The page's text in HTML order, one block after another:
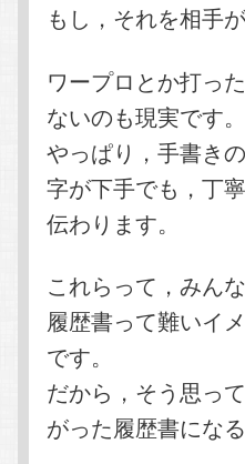
もし，それを相手
ワープロとか打っ
ないのも現実です。
やっぱり，手書き
字が下手でも，丁
伝わります。
これらって，みん
履歴書って難いイ
です。
だから，そう思っ
がった履歴書にな